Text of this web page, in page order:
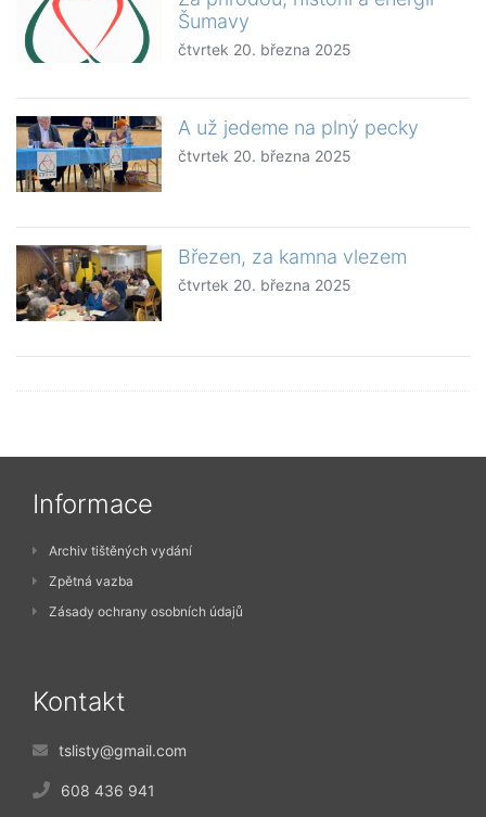
Šumavy
čtvrtek 20. března 2025
A už jedeme na plný pecky
čtvrtek 20. března 2025
Březen, za kamna vlezem
čtvrtek 20. března 2025
Informace
Archiv tištěných vydání
Zpětná vazba
Zásady ochrany osobních údajů
Kontakt
tslisty@gmail.com
608 436 941